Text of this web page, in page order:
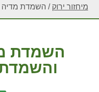
מיחזור ירוק / השמדת מדיה
השמדת